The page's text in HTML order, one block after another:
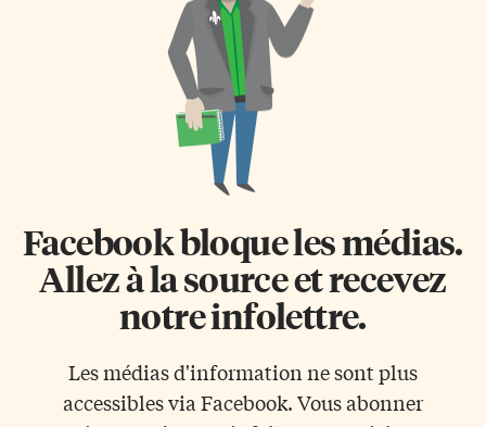
Facebook bloque les médias.
Allez à la source et recevez
notre infolettre.
Les médias d'information ne sont plus
accessibles via Facebook. Vous abonner